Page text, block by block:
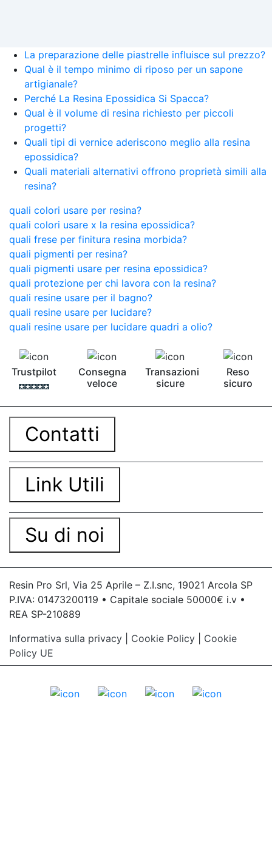
La preparazione delle piastrelle influisce sul prezzo?
Qual è il tempo minimo di riposo per un sapone
artigianale?
Perché La Resina Epossidica Si Spacca?
Qual è il volume di resina richiesto per piccoli
progetti?
Quali tipi di vernice aderiscono meglio alla resina
epossidica?
Quali materiali alternativi offrono proprietà simili alla
resina?
quali colori usare per resina?
quali colori usare x la resina epossidica?
quali frese per finitura resina morbida?
quali pigmenti per resina?
quali pigmenti usare per resina epossidica?
quali protezione per chi lavora con la resina?
quali resine usare per il bagno?
quali resine usare per lucidare?
quali resine usare per lucidare quadri a olio?
Trustpilot
Consegna
veloce
Transazioni
sicure
Reso
sicuro
Contatti
Link Utili
Su di noi
Resin Pro Srl, Via 25 Aprile – Z.I.snc, 19021 Arcola SP
P.IVA: 01473200119 • Capitale sociale 50000€ i.v •
REA SP-210889
Informativa sulla privacy
Cookie Policy
Cookie
Policy UE